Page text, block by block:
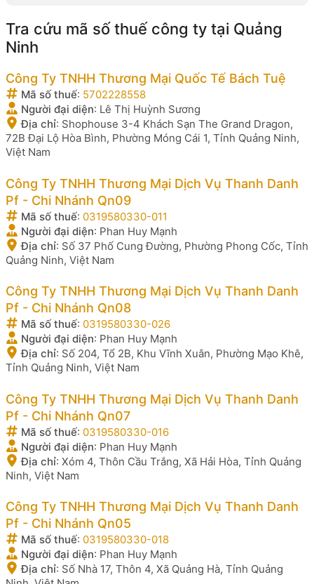
Tra cứu mã số thuế công ty tại Quảng
Ninh
Công Ty TNHH Thương Mại Quốc Tế Bách Tuệ
Mã số thuế: 5702228558
Người đại diện: Lê Thị Huỳnh Sương
Địa chỉ: Shophouse 3-4 Khách Sạn The Grand Dragon,
72B Đại Lộ Hòa Bình, Phường Móng Cái 1, Tỉnh Quảng Ninh,
Việt Nam
Công Ty TNHH Thương Mại Dịch Vụ Thanh Danh
Pf - Chi Nhánh Qn09
Mã số thuế: 0319580330-011
Người đại diện: Phan Huy Mạnh
Địa chỉ: Số 37 Phố Cung Đường, Phường Phong Cốc, Tỉnh
Quảng Ninh, Việt Nam
Công Ty TNHH Thương Mại Dịch Vụ Thanh Danh
Pf - Chi Nhánh Qn08
Mã số thuế: 0319580330-026
Người đại diện: Phan Huy Mạnh
Địa chỉ: Số 204, Tổ 2B, Khu Vĩnh Xuân, Phường Mạo Khê,
Tỉnh Quảng Ninh, Việt Nam
Công Ty TNHH Thương Mại Dịch Vụ Thanh Danh
Pf - Chi Nhánh Qn07
Mã số thuế: 0319580330-016
Người đại diện: Phan Huy Mạnh
Địa chỉ: Xóm 4, Thôn Cầu Trắng, Xã Hải Hòa, Tỉnh Quảng
Ninh, Việt Nam
Công Ty TNHH Thương Mại Dịch Vụ Thanh Danh
Pf - Chi Nhánh Qn05
Mã số thuế: 0319580330-018
Người đại diện: Phan Huy Mạnh
Địa chỉ: Số Nhà 17, Thôn 4, Xã Quảng Hà, Tỉnh Quảng